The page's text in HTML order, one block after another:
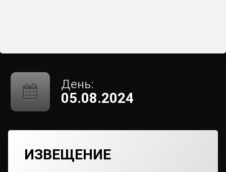
День:
05.08.2024
ИЗВЕЩЕНИЕ